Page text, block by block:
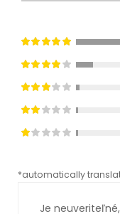
*automatically
Je